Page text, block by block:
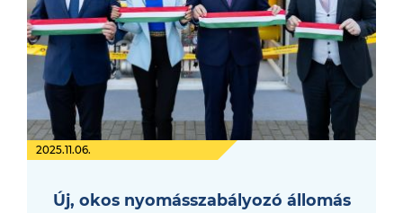
2025.11.06.
Új, okos nyomásszabályozó állomás